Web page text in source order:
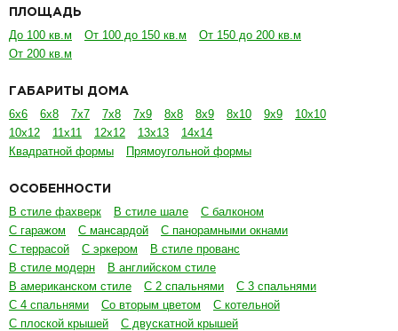
ПЛОЩАДЬ
До 100 кв.м От 100 до 150 кв.м
От 150 до 200 кв.м
От 200 кв.м
ГАБАРИТЫ ДОМА
6х6 6х8 7х7 7х8 7х9 8х8 8х9 8х10 9х9
10х10
10х12
11х11 12х12 13х13
14х14
Квадратной формы
Прямоугольной формы
ОСОБЕННОСТИ
В стиле фахверк В стиле шале
С балконом
С гаражом
С мансардой
С панорамными окнами
С террасой
С эркером
В стиле прованс
В стиле модерн
В английском стиле
В американском стиле
С 2 спальнями
С 3 спальнями
С 4 спальнями
Со вторым цветом
С котельной
С плоской крышей
С двускатной крышей